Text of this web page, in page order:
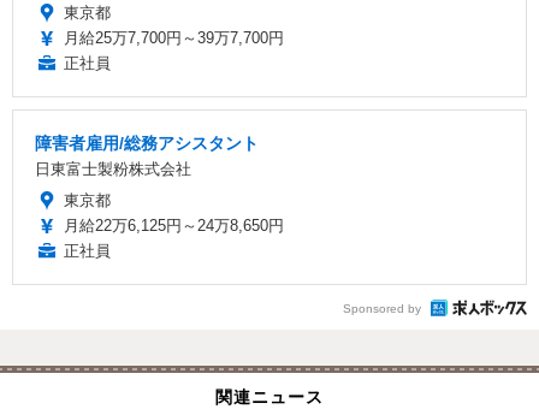
東京都
月給25万7,700円～39万7,700円
正社員
障害者雇用/総務アシスタント
日東富士製粉株式会社
東京都
月給22万6,125円～24万8,650円
正社員
Sponsored by
関連ニュース